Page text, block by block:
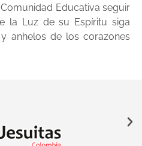
Educativa seguir
la Luz de su Espíritu siga
anhelos de los corazones